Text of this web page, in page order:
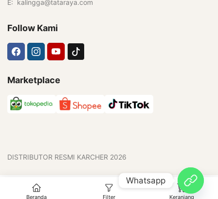
E: kalingga@tataraya.com
Follow Kami
Marketplace
DISTRIBUTOR RESMI KARCHER 2026
Beranda Filter
0
Keranjang
Whatsapp